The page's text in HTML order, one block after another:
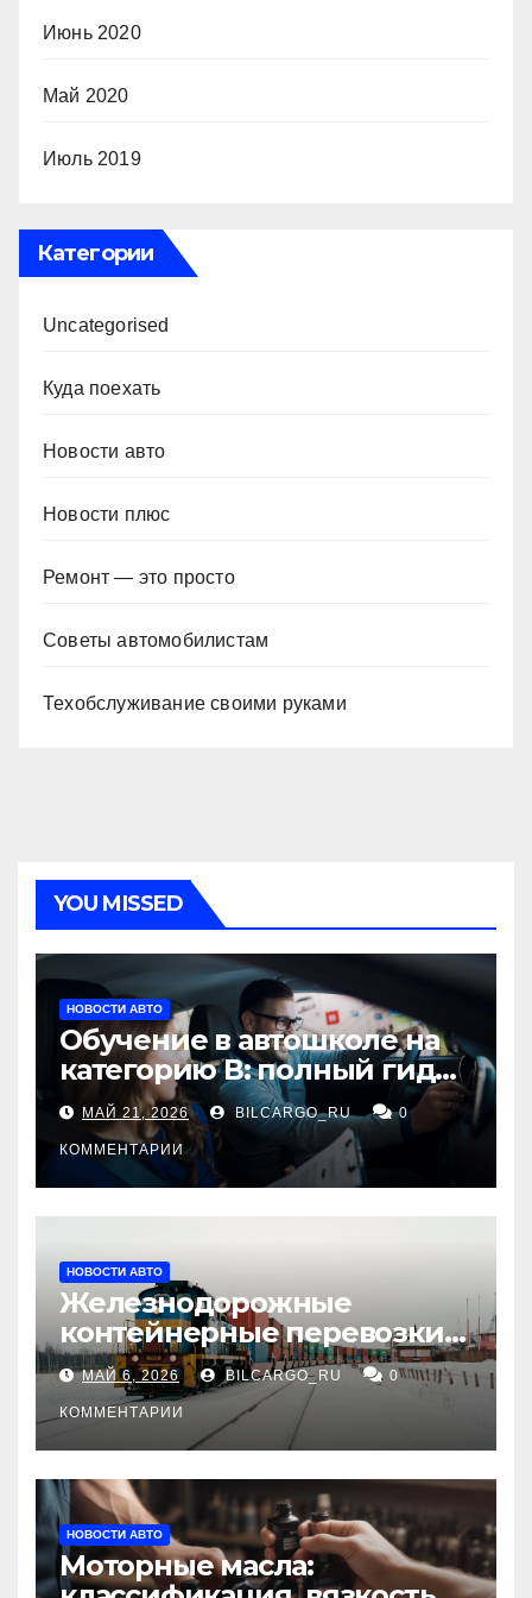
Июнь 2020
Май 2020
Июль 2019
Категории
Uncategorised
Куда поехать
Новости авто
Новости плюс
Ремонт — это просто
Советы автомобилистам
Техобслуживание своими руками
YOU MISSED
НОВОСТИ АВТО
Обучение в автошколе на
категорию В: полный гид
для будущих водителей
МАЙ 21, 2026 BILCARGO_RU 0
КОММЕНТАРИИ
НОВОСТИ АВТО
Железнодорожные
контейнерные перевозки
из Китая в Россию:
маршруты, сроки и
требования
МАЙ 6, 2026 BILCARGO_RU 0
КОММЕНТАРИИ
НОВОСТИ АВТО
Моторные масла: